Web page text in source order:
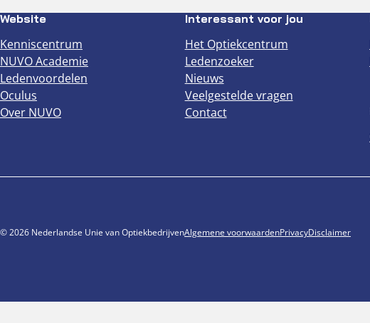
Website
Kenniscentrum
NUVO Academie
Ledenvoordelen
Oculus
Over NUVO
Interessant voor jou
Het Optiekcentrum
Ledenzoeker
Nieuws
Veelgestelde vragen
Contact
© 2026 Nederlandse Unie van OptiekbedrijvenAlgemene voorwaardenPrivacyDisclaimer